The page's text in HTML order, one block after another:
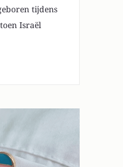
tijdens
Israël